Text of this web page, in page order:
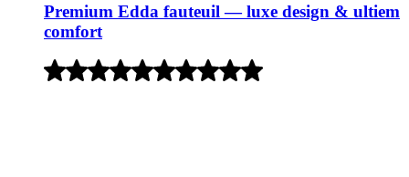
Premium Edda fauteuil — luxe design & ultiem
comfort